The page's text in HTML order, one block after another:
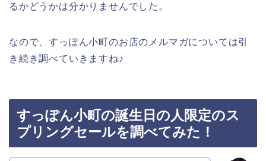
るかどうかは分かりませんでした。
なので、すっぽん小町のお店のメルマガについては引
き続き調べていきますね♪
すっぽん小町の誕生日の人限定のス
プリングセールを調べてみた！